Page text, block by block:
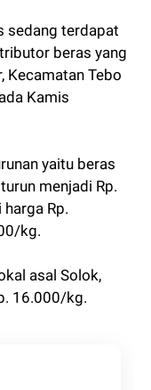
sedang terdapat
beras yang
Kecamatan Tebo
Kamis
yaitu beras
menjadi Rp.
Rp.
kg.
asal Solok,
16.000/kg.